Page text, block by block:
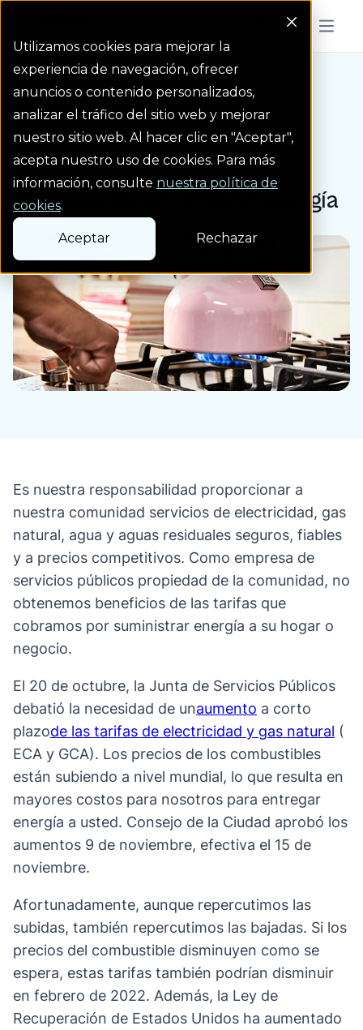
Utilizamos cookies para mejorar la
experiencia de navegación, ofrecer
anuncios o contenido personalizados,
analizar el tráfico del sitio web y mejorar
nuestro sitio web. Al hacer clic en "Aceptar",
acepta nuestro uso de cookies. Para más
información, consulte nuestra política de
cookies.
Aceptar Rechazar
Menu
Homepage Link
Blog El coste de suminist...
Entrada de blog
El coste de suministrar energía
Es nuestra responsabilidad proporcionar a
nuestra comunidad servicios de electricidad, gas
natural, agua y aguas residuales seguros, fiables
y a precios competitivos. Como empresa de
servicios públicos propiedad de la comunidad, no
obtenemos beneficios de las tarifas que
cobramos por suministrar energía a su hogar o
negocio.
El 20 de octubre, la Junta de Servicios Públicos
debatió la necesidad de unaumento a corto
plazode las tarifas de electricidad y gas natural (
ECA y GCA). Los precios de los combustibles
están subiendo a nivel mundial, lo que resulta en
mayores costos para nosotros para entregar
energía a usted. Consejo de la Ciudad aprobó los
aumentos 9 de noviembre, efectiva el 15 de
noviembre.
Afortunadamente, aunque repercutimos las
subidas, también repercutimos las bajadas. Si los
precios del combustible disminuyen como se
espera, estas tarifas también podrían disminuir
en febrero de 2022. Además, la Ley de
Recuperación de Estados Unidos ha aumentado